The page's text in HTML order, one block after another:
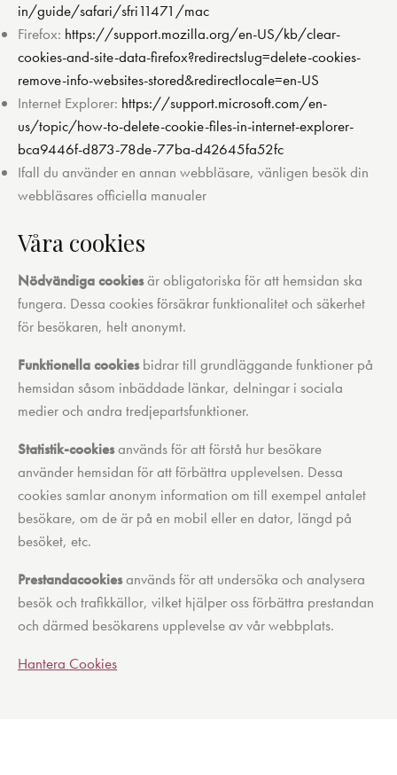
in/guide/safari/sfri11471/mac
Firefox: https://support.mozilla.org/en-US/kb/clear-
cookies-and-site-data-firefox?redirectslug=delete-cookies-
remove-info-websites-stored&redirectlocale=en-US
Internet Explorer: https://support.microsoft.com/en-
us/topic/how-to-delete-cookie-files-in-internet-explorer-
bca9446f-d873-78de-77ba-d42645fa52fc
Ifall du använder en annan webbläsare, vänligen besök din
webbläsares officiella manualer
Våra cookies
Nödvändiga cookiesär obligatoriska för att hemsidan ska
fungera. Dessa cookies försäkrar funktionalitet och säkerhet
för besökaren, helt anonymt.
Funktionella cookiesbidrar till grundläggande funktioner på
hemsidan såsom inbäddade länkar, delningar i sociala
medier och andra tredjepartsfunktioner.
Statistik-cookiesanvänds för att förstå hur besökare
använder hemsidan för att förbättra upplevelsen. Dessa
cookies samlar anonym information om till exempel antalet
besökare, om de är på en mobil eller en dator, längd på
besöket, etc.
Prestandacookiesanvänds för att undersöka och analysera
besök och trafikkällor, vilket hjälper oss förbättra prestandan
och därmed besökarens upplevelse av vår webbplats.
Hantera Cookies